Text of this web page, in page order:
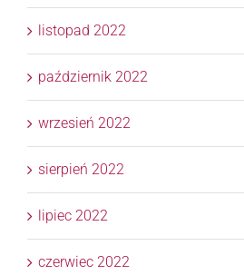
listopad 2022
październik 2022
wrzesień 2022
sierpień 2022
lipiec 2022
czerwiec 2022